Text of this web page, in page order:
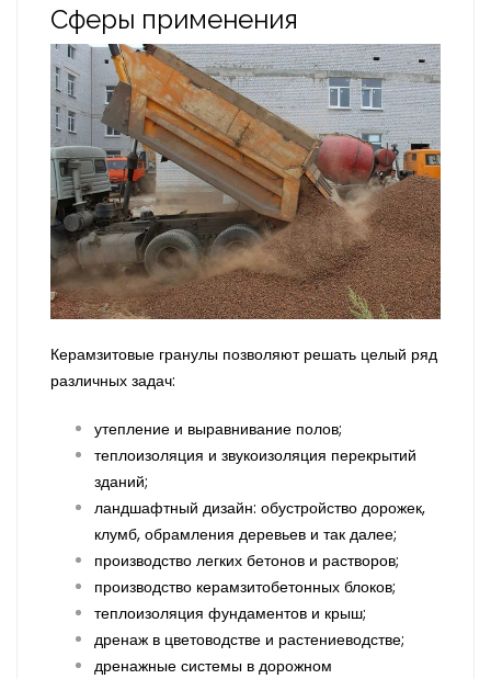
Сферы применения
Керамзитовые гранулы позволяют решать целый ряд
различных задач:
утепление и выравнивание полов;
теплоизоляция и звукоизоляция перекрытий
зданий;
ландшафтный дизайн: обустройство дорожек,
клумб, обрамления деревьев и так далее;
производство легких бетонов и растворов;
производство керамзитобетонных блоков;
теплоизоляция фундаментов и крыш;
дренаж в цветоводстве и растениеводстве;
дренажные системы в дорожном